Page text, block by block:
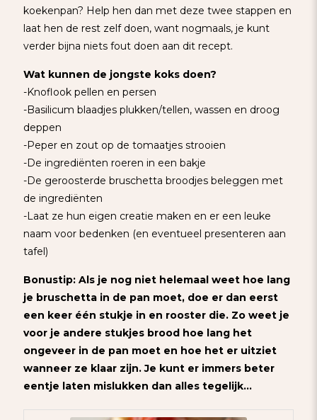
koekenpan? Help hen dan met deze twee stappen en
laat hen de rest zelf doen, want nogmaals, je kunt
verder bijna niets fout doen aan dit recept.
Wat kunnen de jongste koks doen?
-Knoflook pellen en persen
-Basilicum blaadjes plukken/tellen, wassen en droog
deppen
-Peper en zout op de tomaatjes strooien
-De ingrediënten roeren in een bakje
-De geroosterde bruschetta broodjes beleggen met
de ingrediënten
-Laat ze hun eigen creatie maken en er een leuke
naam voor bedenken (en eventueel presenteren aan
tafel)
Bonustip: Als je nog niet helemaal weet hoe lang
je bruschetta in de pan moet, doe er dan eerst
een keer één stukje in en rooster die. Zo weet je
voor je andere stukjes brood hoe lang het
ongeveer in de pan moet en hoe het er uitziet
wanneer ze klaar zijn. Je kunt er immers beter
eentje laten mislukken dan alles tegelijk…